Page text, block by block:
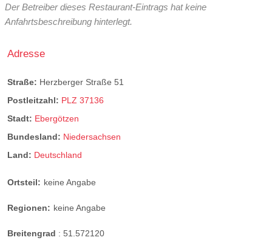
Der Betreiber dieses Restaurant-Eintrags hat keine
Anfahrtsbeschreibung hinterlegt.
Adresse
Straße: Herzberger Straße 51
Postleitzahl: PLZ 37136
Stadt: Ebergötzen
Bundesland: Niedersachsen
Land: Deutschland
Ortsteil: keine Angabe
Regionen: keine Angabe
Breitengrad : 51.572120